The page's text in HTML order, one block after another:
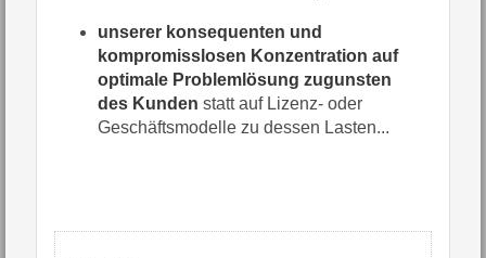
unserer konsequenten und
kompromisslosen Konzentration auf
optimale Problemlösung zugunsten
des Kunden statt auf Lizenz- oder
Geschäftsmodelle zu dessen Lasten...